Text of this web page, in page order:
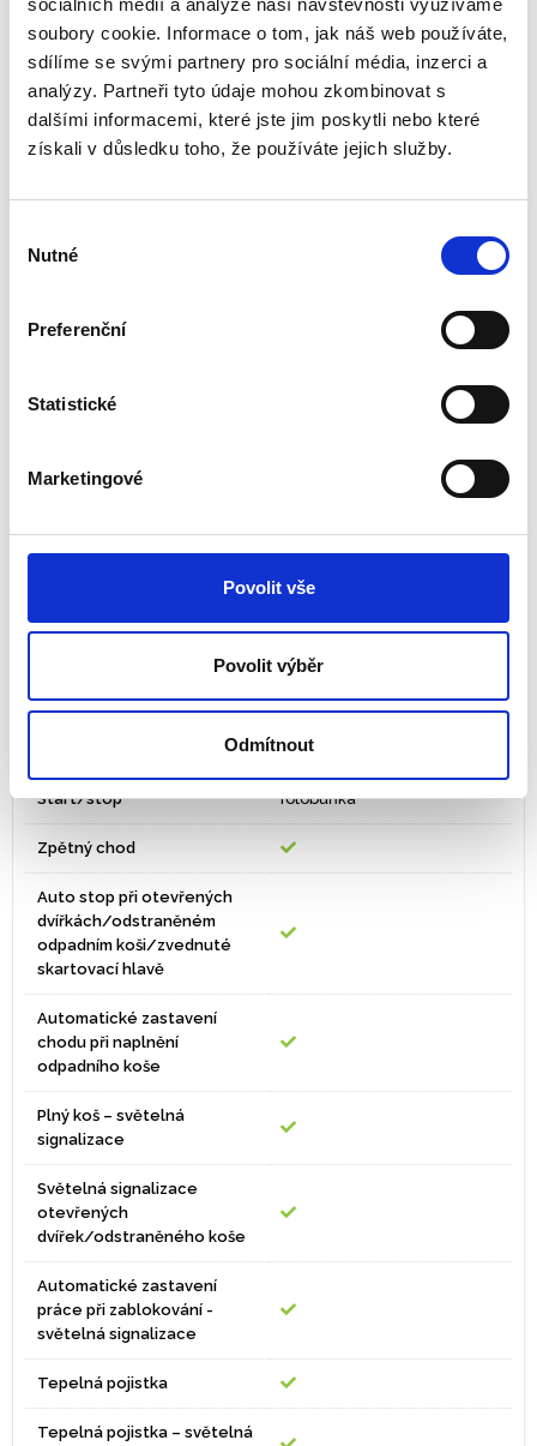
soubory cookie. Informace o tom, jak náš web používáte,
sdílíme se svými partnery pro sociální média, inzerci a
analýzy. Partneři tyto údaje mohou zkombinovat s
dalšími informacemi, které jste jim poskytli nebo které
získali v důsledku toho, že používáte jejich služby.
souhlasu
Nutné
Preferenční
Statistické
Marketingové
Povolit vše
Povolit výběr
Odmítnout
Bezpečnostní stupeň podle
DIN
T5
Šíře vstupu v mm 230
Kapacita koše (L)
letech
v metrech za minutu
Skartuje malé sponky
SafeSense
Start/stop fotobuňka
Zpětný chod
Auto stop při otevřených
dvířkách/odstraněném
odpadním koši/zvednuté
skartovací hlavě
Automatické zastavení
chodu při naplnění
odpadního koše
Plný koš – světelná
signalizace
Světelná signalizace
otevřených
dvířek/odstraněného koše
Automatické zastavení
práce při zablokování -
světelná signalizace
Tepelná pojistka
Tepelná pojistka – světelná